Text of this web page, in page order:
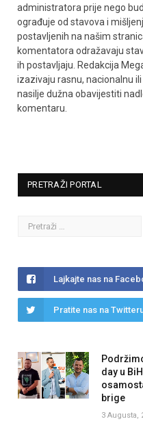
administratora prije nego
ograđuje od stavova i
postavljenih na našim
komentatora odražavaju
ih postavljaju. Redakcija
izazivaju rasnu, nacionalnu
nasilje dužna obavijestiti
komentaru.
PRETRAŽI PORTAL
Lajkajte nas na
Pratite nas na
day u
brige
3 Augusta,